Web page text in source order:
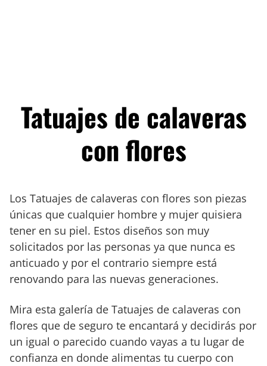
Tatuajes de calaveras
con flores
Los Tatuajes de calaveras con flores son piezas
únicas que cualquier hombre y mujer quisiera
tener en su piel. Estos diseños son muy
solicitados por las personas ya que nunca es
anticuado y por el contrario siempre está
renovando para las nuevas generaciones.
Mira esta galería de Tatuajes de calaveras con
flores que de seguro te encantará y decidirás por
un igual o parecido cuando vayas a tu lugar de
confianza en donde alimentas tu cuerpo con